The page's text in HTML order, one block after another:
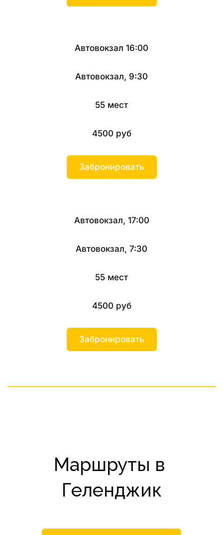
Автовокзал 16:00
Автовокзал, 9:30
55 мест
4500 руб
Забронировать
Автовокзал, 17:00
Автовокзал, 7:30
55 мест
4500 руб
Забронировать
Маршруты в
Геленджик